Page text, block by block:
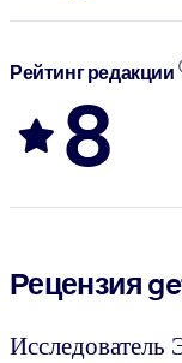
Рейтинг редакции
8
Рецензия